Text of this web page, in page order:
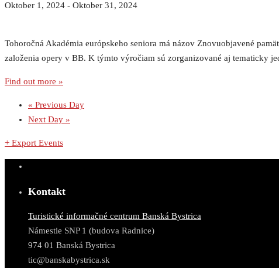
Oktober 1, 2024 - Oktober 31, 2024
Tohoročná Akadémia európskeho seniora má názov Znovuobjavené
založenia opery v BB. K týmto výročiam sú zorganizované aj tematicky
Find out more »
« Previous Day
Next Day »
+ Export Events
Kontakt
Turistické informačné centrum Banská Bystrica
Námestie SNP 1 (budova Radnice)
974 01 Banská Bystrica
tic@banskabystrica.sk